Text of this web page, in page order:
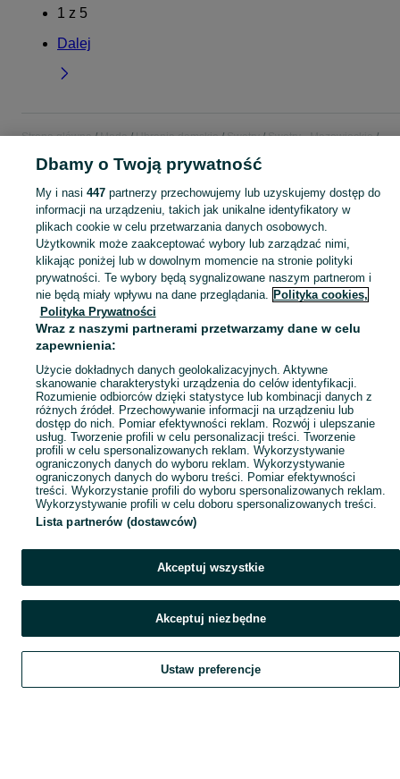
1 z 5
Dalej
Strona główna Moda Ubrania damskie Swetry
Swetry - Mazowieckie
KATEGORIA
Szeroki wybór swetrów damskich Żyrardów ▶️ wełniane, kaszmirowe, oversize i kolorowe ✅ Nowe i używane w dobrych cenach ✌ Sprawdź oferty na OLX.pl! Zobacz
Mapa kategorii
Mapa miejscowości
Mapa ministron
Szukaj Obserwujesz Dodaj Czat Konto
Dbamy o Twoją prywatność
My i nasi 447partnerzy przechowujemy lub uzyskujemy dostęp do
informacji na urządzeniu, takich jak unikalne identyfikatory w
plikach cookie w celu przetwarzania danych osobowych.
Użytkownik może zaakceptować wybory lub zarządzać nimi,
klikając poniżej lub w dowolnym momencie na stronie polityki
prywatności. Te wybory będą sygnalizowane naszym partnerom i
nie będą miały wpływu na dane przeglądania. Polityka cookies,
Polityka Prywatności
Wraz z naszymi partnerami przetwarzamy dane w celu
zapewnienia:
Użycie dokładnych danych geolokalizacyjnych. Aktywne
skanowanie charakterystyki urządzenia do celów identyfikacji.
Rozumienie odbiorców dzięki statystyce lub kombinacji danych z
różnych źródeł. Przechowywanie informacji na urządzeniu lub
dostęp do nich. Pomiar efektywności reklam. Rozwój i ulepszanie
usług. Tworzenie profili w celu personalizacji treści. Tworzenie
profili w celu spersonalizowanych reklam. Wykorzystywanie
ograniczonych danych do wyboru reklam. Wykorzystywanie
ograniczonych danych do wyboru treści. Pomiar efektywności
treści. Wykorzystanie profili do wyboru spersonalizowanych reklam.
Wykorzystywanie profili w celu doboru spersonalizowanych treści.
Lista partnerów (dostawców)
Akceptuj wszystkie
Akceptuj niezbędne
Ustaw preferencje